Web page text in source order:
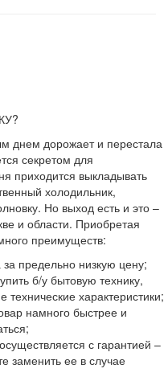
днем дорожает и перестала
секретом для
приходится выкладывать
холодильник,
Но выход есть и это –
и области. Приобретая
преимуществ:
предельно низкую цену;
б/у бытовую технику,
характеристики;
намного быстрее и
с гарантией –
заменить ее в случае